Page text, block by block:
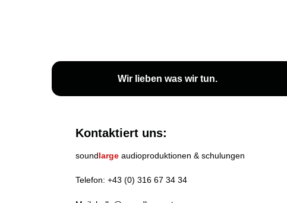
Wir lieben was wir tun.
Kontaktiert uns:
soundlarge audioproduktionen & schulungen
Telefon: +43 (0) 316 67 34 34